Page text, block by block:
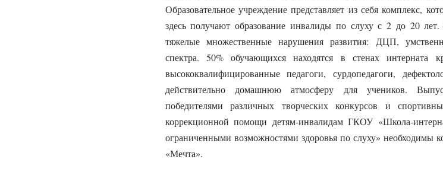
Образовательное учреждение представляет из себя комплекс,
здесь получают образование инвалиды по слуху с 2 до 20
тяжелые множественные нарушения развития: ДЦП,
спектра. 50% обучающихся находятся в стенах интерната
высококвалифицированные педагоги, сурдопедагоги,
действительно домашнюю атмосферу для учеников.
победителями различных творческих конкурсов и
коррекционной помощи детям-инвалидам ГКОУ «Школа-
ограниченными возможностями здоровья по слуху» необходимы
«Мечта».